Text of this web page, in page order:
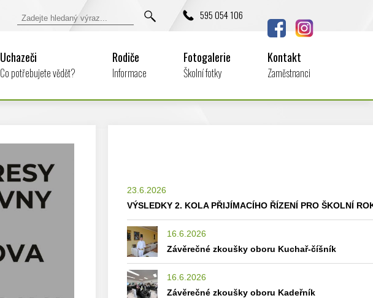
595 054 106
Uchazeči
Co potřebujete vědět?
Rodiče
Informace
Fotogalerie
Školní fotky
Kontakt
Zaměstnanci
23.6.2026
VÝSLEDKY 2. KOLA PŘIJÍMACÍHO ŘÍZENÍ PRO ŠKOLNÍ
16.6.2026
Závěrečné zkoušky oboru Kuchař-číšník
16.6.2026
Závěrečné zkoušky oboru Kadeřník